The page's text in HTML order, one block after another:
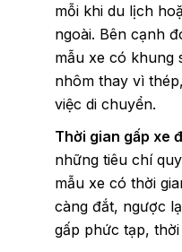
mỗi khi du lịch
ngoài. Bên cạnh
mẫu xe có khung
nhôm thay vì
việc di chuyển.
Thời gian gấp xe
những tiêu chí
mẫu xe có thời
càng đắt, ngược
gấp phức tạp,